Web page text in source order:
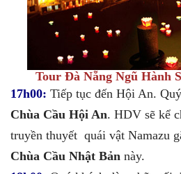
Tour Đà Nẵng Ngũ Hành
17h00: Tiếp tục đến Hội An.
Chùa Cầu Hội An. HDV sẽ kể
truyền thuyết quái vật Namazu
Chùa Cầu Nhật Bản này.